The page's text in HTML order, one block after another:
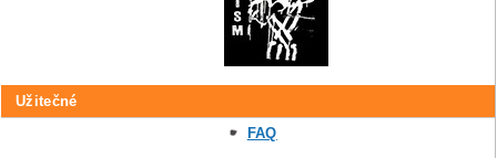
Užitečné
FAQ